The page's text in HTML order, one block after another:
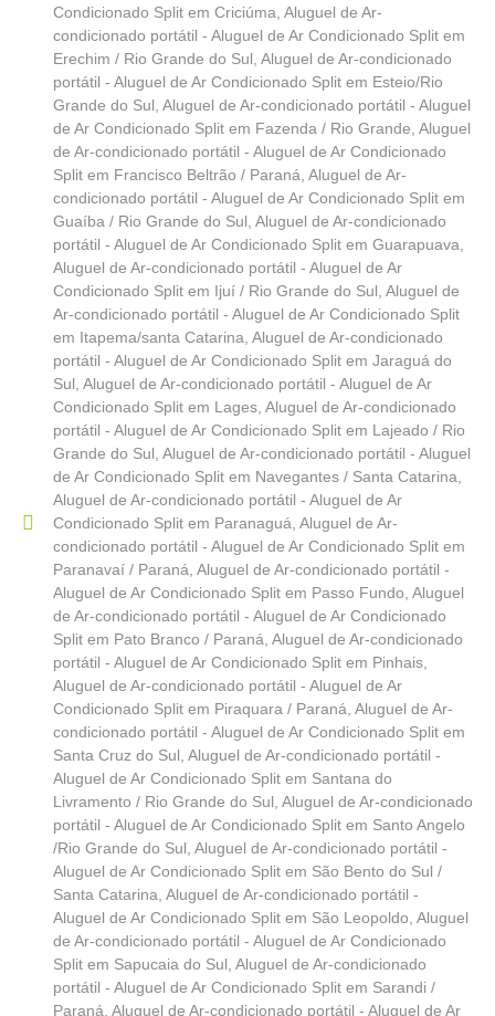
Condicionado Split em Criciúma Aluguel de Ar-
condicionado portátil - Aluguel de Ar Condicionado Split em
Erechim / Rio Grande do Sul Aluguel de Ar-condicionado
portátil - Aluguel de Ar Condicionado Split em Esteio/Rio
Grande do Sul Aluguel de Ar-condicionado portátil - Aluguel
de Ar Condicionado Split em Fazenda / Rio Grande Aluguel
de Ar-condicionado portátil - Aluguel de Ar Condicionado
Split em Francisco Beltrão / Paraná Aluguel de Ar-
condicionado portátil - Aluguel de Ar Condicionado Split em
Guaíba / Rio Grande do Sul Aluguel de Ar-condicionado
portátil - Aluguel de Ar Condicionado Split em Guarapuava
Aluguel de Ar-condicionado portátil - Aluguel de Ar
Condicionado Split em Ijuí / Rio Grande do Sul Aluguel de
Ar-condicionado portátil - Aluguel de Ar Condicionado Split
em Itapema/santa Catarina Aluguel de Ar-condicionado
portátil - Aluguel de Ar Condicionado Split em Jaraguá do
Sul Aluguel de Ar-condicionado portátil - Aluguel de Ar
Condicionado Split em Lages Aluguel de Ar-condicionado
portátil - Aluguel de Ar Condicionado Split em Lajeado / Rio
Grande do Sul Aluguel de Ar-condicionado portátil - Aluguel
de Ar Condicionado Split em Navegantes / Santa Catarina
Aluguel de Ar-condicionado portátil - Aluguel de Ar
Condicionado Split em Paranaguá Aluguel de Ar-
condicionado portátil - Aluguel de Ar Condicionado Split em
Paranavaí / Paraná Aluguel de Ar-condicionado portátil -
Aluguel de Ar Condicionado Split em Passo Fundo Aluguel
de Ar-condicionado portátil - Aluguel de Ar Condicionado
Split em Pato Branco / Paraná Aluguel de Ar-condicionado
portátil - Aluguel de Ar Condicionado Split em Pinhais
Aluguel de Ar-condicionado portátil - Aluguel de Ar
Condicionado Split em Piraquara / Paraná Aluguel de Ar-
condicionado portátil - Aluguel de Ar Condicionado Split em
Santa Cruz do Sul Aluguel de Ar-condicionado portátil -
Aluguel de Ar Condicionado Split em Santana do
Livramento / Rio Grande do Sul Aluguel de Ar-condicionado
portátil - Aluguel de Ar Condicionado Split em Santo Angelo
/Rio Grande do Sul Aluguel de Ar-condicionado portátil -
Aluguel de Ar Condicionado Split em São Bento do Sul /
Santa Catarina Aluguel de Ar-condicionado portátil -
Aluguel de Ar Condicionado Split em São Leopoldo Aluguel
de Ar-condicionado portátil - Aluguel de Ar Condicionado
Split em Sapucaia do Sul Aluguel de Ar-condicionado
portátil - Aluguel de Ar Condicionado Split em Sarandi /
Paraná Aluguel de Ar-condicionado portátil - Aluguel de Ar